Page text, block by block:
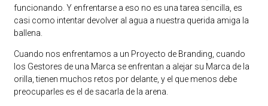
funcionando. Y enfrentarse a eso no es una tarea sencilla, es
casi como intentar devolver al agua a nuestra querida amiga la
ballena.
Cuando nos enfrentamos a un Proyecto de Branding, cuando
los Gestores de una Marca se enfrentan a alejar su Marca de la
orilla, tienen muchos retos por delante, y el que menos debe
preocuparles es el de sacarla de la arena.